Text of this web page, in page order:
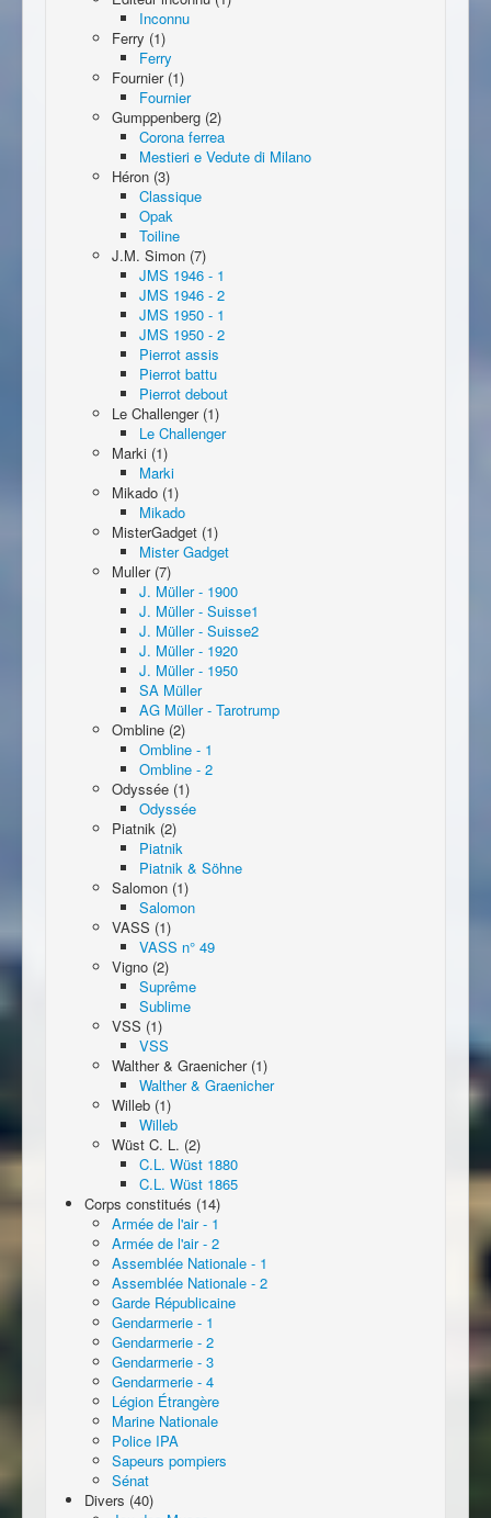
Inconnu
Ferry (1)
Ferry
Fournier (1)
Fournier
Gumppenberg (2)
Corona ferrea
Mestieri e Vedute di Milano
Héron (3)
Classique
Opak
Toiline
J.M. Simon (7)
JMS 1946 - 1
JMS 1946 - 2
JMS 1950 - 1
JMS 1950 - 2
Pierrot assis
Pierrot battu
Pierrot debout
Le Challenger (1)
Le Challenger
Marki (1)
Marki
Mikado (1)
Mikado
MisterGadget (1)
Mister Gadget
Muller (7)
J. Müller - 1900
J. Müller - Suisse1
J. Müller - Suisse2
J. Müller - 1920
J. Müller - 1950
SA Müller
AG Müller - Tarotrump
Ombline (2)
Ombline - 1
Ombline - 2
Odyssée (1)
Odyssée
Piatnik (2)
Piatnik
Piatnik & Söhne
Salomon (1)
Salomon
VASS (1)
VASS n° 49
Vigno (2)
Suprême
Sublime
VSS (1)
VSS
Walther & Graenicher (1)
Walther & Graenicher
Willeb (1)
Willeb
Wüst C. L. (2)
C.L. Wüst 1880
C.L. Wüst 1865
Corps constitués (14)
Armée de l'air - 1
Armée de l'air - 2
Assemblée Nationale - 1
Assemblée Nationale - 2
Garde Républicaine
Gendarmerie - 1
Gendarmerie - 2
Gendarmerie - 3
Gendarmerie - 4
Légion Étrangère
Marine Nationale
Police IPA
Sapeurs pompiers
Sénat
Divers (40)